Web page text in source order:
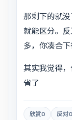
那剩下的就
就能区分。
多，你凑合下
其实我觉得
省了
欣赏0 反对0